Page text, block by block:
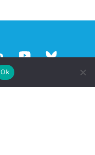
us
Follow
us us
Ok